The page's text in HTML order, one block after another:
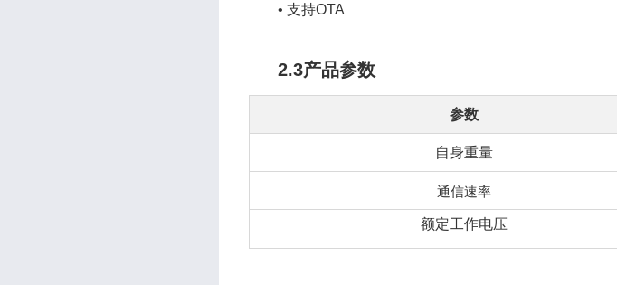
• 支持OTA
2.3产品参数
参数
自身重量
通信速率
额定工作电压